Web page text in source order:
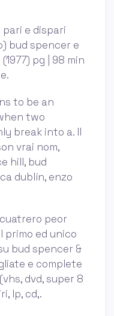
e dispari
bud spencer e
pg | 98 min
to be an
two
break into a. Il
vrai nom,
hill, bud
dublín, enzo
peor
primo ed unico
bud spencer &
e complete
dvd, super 8
lp, cd,.